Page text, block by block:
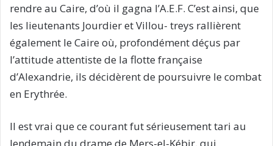
rendre au Caire, d’où il gagna l’A.E.F. C’est ainsi, que
les lieutenants Jourdier et Villou- treys rallièrent
également le Caire où, profondément déçus par
l’attitude attentiste de la flotte française
d’Alexandrie, ils décidèrent de poursuivre le combat
en Erythrée.
Il est vrai que ce courant fut sérieusement tari au